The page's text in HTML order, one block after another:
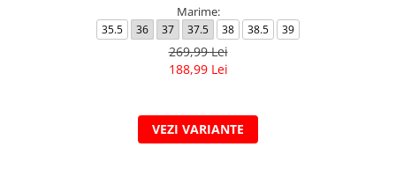
Marime:
35.5 36 37 37.5 38 38.5 39
269,99 Lei
188,99 Lei
VEZI VARIANTE